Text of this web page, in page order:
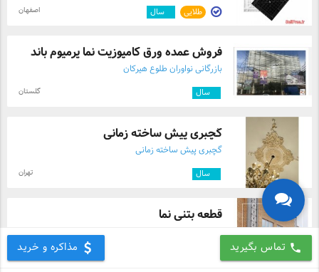
call تماس بگیرید مذاکره و خرید
طلایی سال اصفهان
فروش عمده ورق کامپوزیت نما پرمیوم باند
بازرگانی نواوران طلوع هیرکان
سال گلستان
گچبری پیش ساخته زمانی
گچبری پیش ساخته زمانی
سال تهران
قطعه بتنی نما
استودیو بتن کاین
البرز